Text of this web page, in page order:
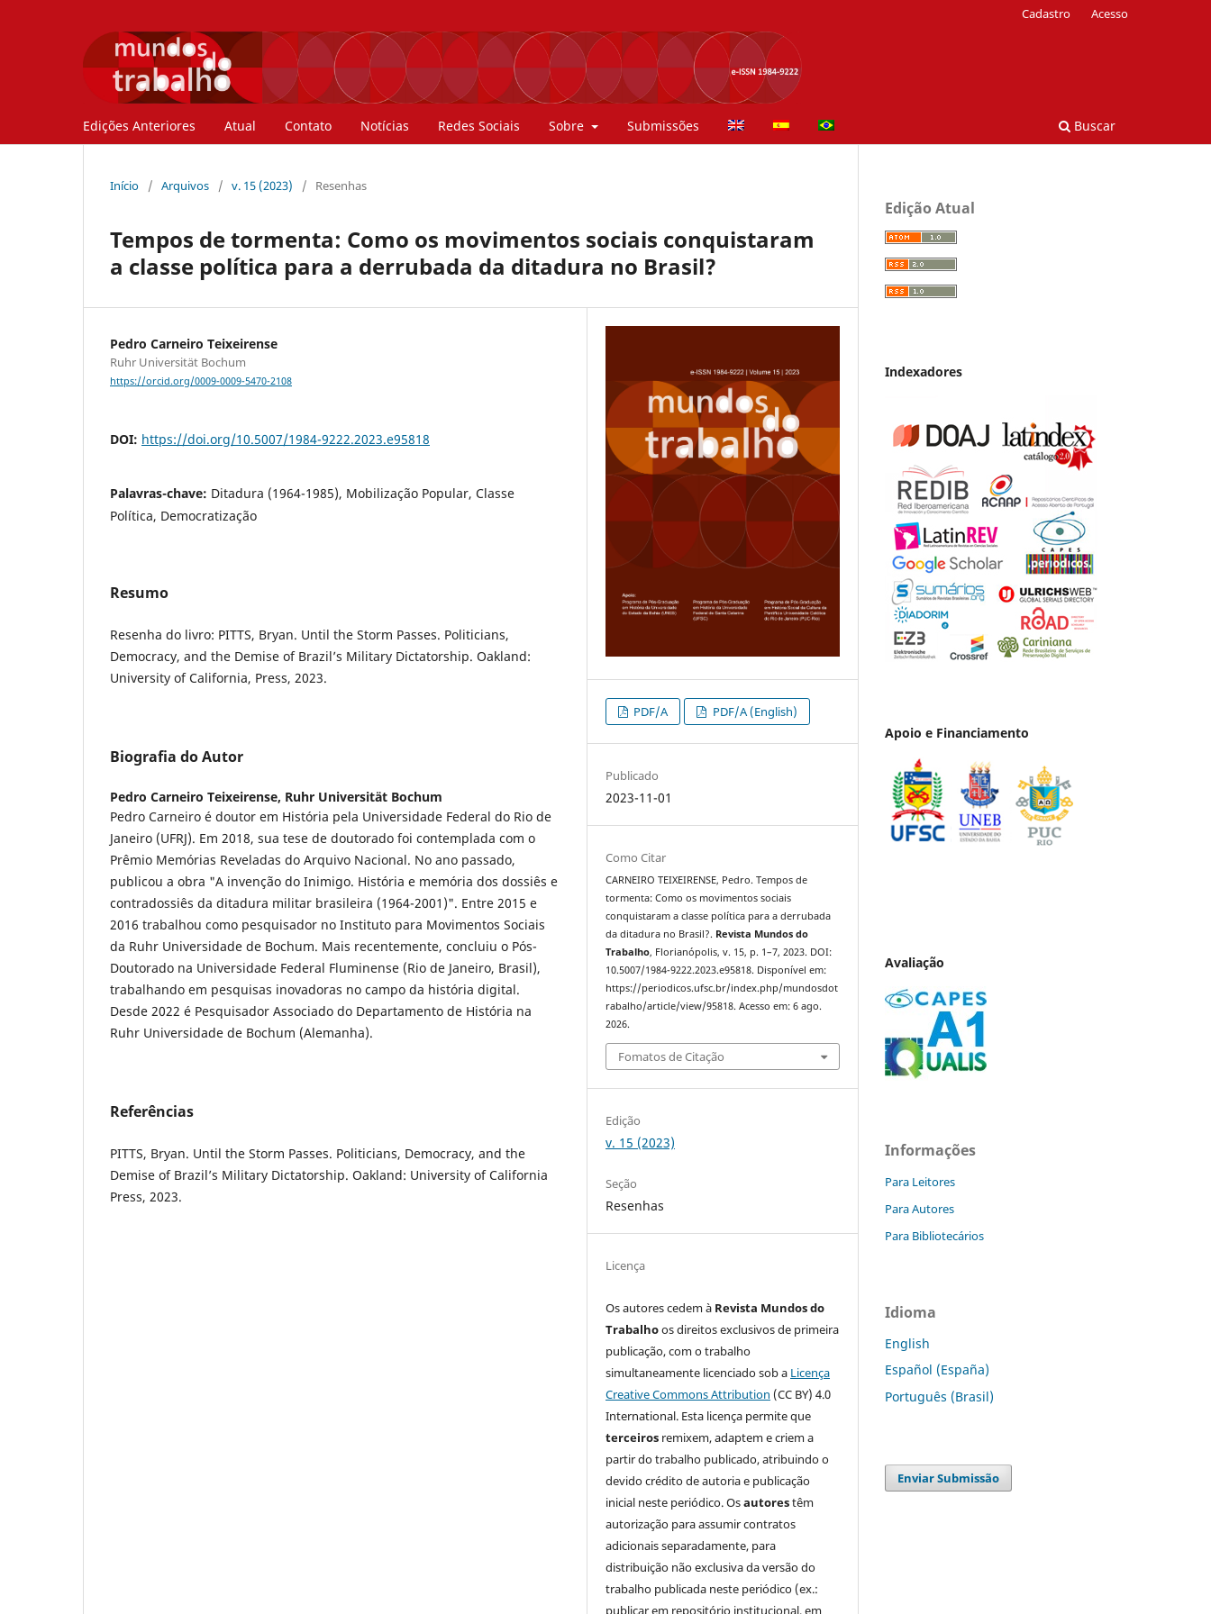
Edições Anteriores Atual Contato Notícias Redes Sociais Sobre Submissões Buscar
Cadastro Acesso
Início / Arquivos / v. 15 (2023) / Resenhas
Tempos de tormenta: Como os movimentos sociais conquistaram
a classe política para a derrubada da ditadura no Brasil?
Pedro Carneiro Teixeirense
Ruhr Universität Bochum
https://orcid.org/0009-0009-5470-2108
DOI: https://doi.org/10.5007/1984-9222.2023.e95818
Palavras-chave: Ditadura (1964-1985), Mobilização Popular, Classe
Política, Democratização
Resumo
Resenha do livro: PITTS, Bryan. Until the Storm Passes. Politicians,
Democracy, and the Demise of Brazil’s Military Dictatorship. Oakland:
University of California, Press, 2023.
Biografia do Autor
Pedro Carneiro Teixeirense, Ruhr Universität Bochum
Pedro Carneiro é doutor em História pela Universidade Federal do Rio de
Janeiro (UFRJ). Em 2018, sua tese de doutorado foi contemplada com o
Prêmio Memórias Reveladas do Arquivo Nacional. No ano passado,
publicou a obra "A invenção do Inimigo. História e memória dos dossiês e
contradossiês da ditadura militar brasileira (1964-2001)". Entre 2015 e
2016 trabalhou como pesquisador no Instituto para Movimentos Sociais
da Ruhr Universidade de Bochum. Mais recentemente, concluiu o Pós-
Doutorado na Universidade Federal Fluminense (Rio de Janeiro, Brasil),
trabalhando em pesquisas inovadoras no campo da história digital.
Desde 2022 é Pesquisador Associado do Departamento de História na
Ruhr Universidade de Bochum (Alemanha).
Referências
PITTS, Bryan. Until the Storm Passes. Politicians, Democracy, and the
Demise of Brazil’s Military Dictatorship. Oakland: University of California
Press, 2023.
PDF/A PDF/A (English)
Publicado
2023-11-01
Como Citar
CARNEIRO TEIXEIRENSE, Pedro. Tempos de
tormenta: Como os movimentos sociais
conquistaram a classe política para a derrubada
da ditadura no Brasil?. Revista Mundos do
Trabalho, Florianópolis, v. 15, p. 1–7, 2023. DOI:
10.5007/1984-9222.2023.e95818. Disponível em:
https://periodicos.ufsc.br/index.php/mundosdot
rabalho/article/view/95818. Acesso em: 6 ago.
2026.
Fomatos de Citação
Edição
v. 15 (2023)
Seção
Resenhas
Licença
Os autores cedem à Revista Mundos do
Trabalhoos direitos exclusivos de primeira
publicação, com o trabalho
simultaneamente licenciado sob a Licença
Creative Commons Attribution (CC BY) 4.0
International. Esta licença permite que
terceiros remixem, adaptem e criem a
partir do trabalho publicado, atribuindo o
devido crédito de autoria e publicação
inicial neste periódico. Osautorestêm
autorização para assumir contratos
adicionais separadamente, para
distribuição não exclusiva da versão do
trabalho publicada neste periódico (ex.:
publicar em repositório institucional, em
Edição Atual
Indexadores
Apoio e Financiamento
Avaliação
Informações
Para Leitores
Para Autores
Para Bibliotecários
Idioma
English
Español (España)
Português (Brasil)
Enviar Submissão